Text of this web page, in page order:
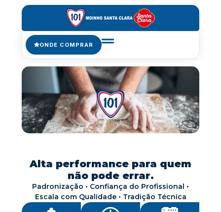
ONDE COMPRAR
Alta performance para quem
não pode errar.
Padronização • Confiança do Profissional •
Escala com Qualidade • Tradição Técnica